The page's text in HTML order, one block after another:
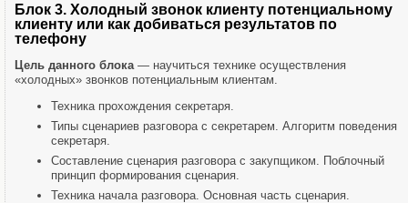
Блок 3. Холодный звонок клиенту потенциальному
клиенту или как добиваться результатов по
телефону
Цель данного блока — научиться технике осуществления
«холодных» звонков потенциальным клиентам.
Техника прохождения секретаря.
Типы сценариев разговора с секретарем. Алгоритм поведения
секретаря.
Составление сценария разговора с закупщиком. Поблочный
принцип формирования сценария.
Техника начала разговора. Основная часть сценария.